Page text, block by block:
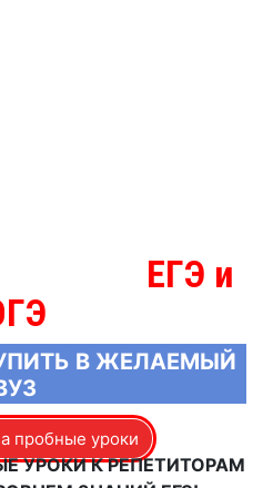
ЕГЭ и
В ЖЕЛАЕМЫЙ
пробные уроки
УРОКИ К РЕПЕТИТОРАМ